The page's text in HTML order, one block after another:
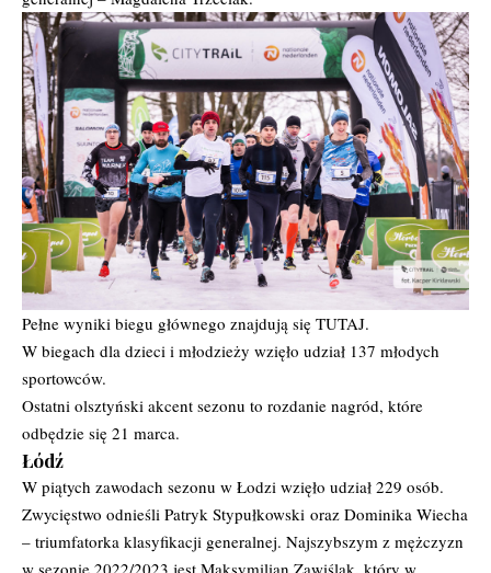
Pełne wyniki biegu głównego znajdują się TUTAJ.
W biegach dla dzieci i młodzieży wzięło udział 137 młodych
sportowców.
Ostatni olsztyński akcent sezonu to rozdanie nagród, które
odbędzie się 21 marca.
Łódź
W piątych zawodach sezonu w Łodzi wzięło udział 229 osób.
Zwycięstwo odnieśli Patryk Stypułkowski oraz Dominika Wiecha
– triumfatorka klasyfikacji generalnej. Najszybszym z mężczyzn
w sezonie 2022/2023 jest Maksymilian Zawiślak, który w